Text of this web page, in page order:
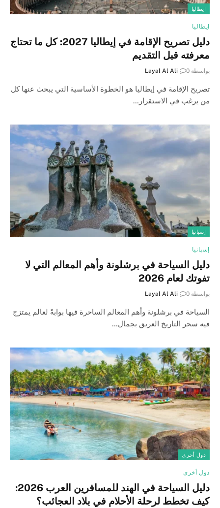
ايطاليا
ايطاليا
دليل تصريح الإقامة في إيطاليا 2027: كل ما تحتاج
معرفته قبل التقديم
بواسطة Layal Al Ali 0
تصريح الإقامة في إيطاليا هو الخطوة الأساسية التي يبحث عنها كل
من يرغب في الاستقرار…
إسبانيا
إسبانيا
دليل السياحة في برشلونة وأهم المعالم التي لا
تفوتك لعام 2026
بواسطة Layal Al Ali 0
السياحة في برشلونة وأهم المعالم الساحرة فيها بوابةً لعالم يمتزج
فيه سحر التاريخ العريق بجمال…
دول أخرى
دول أخرى
دليل السياحة في الهند للمسافرين العرب 2026:
كيف تخطط لرحلة الأحلام في بلاد العجائب؟